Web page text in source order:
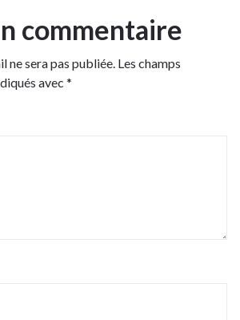
commentaire
ne sera pas publiée. Les champs
avec *